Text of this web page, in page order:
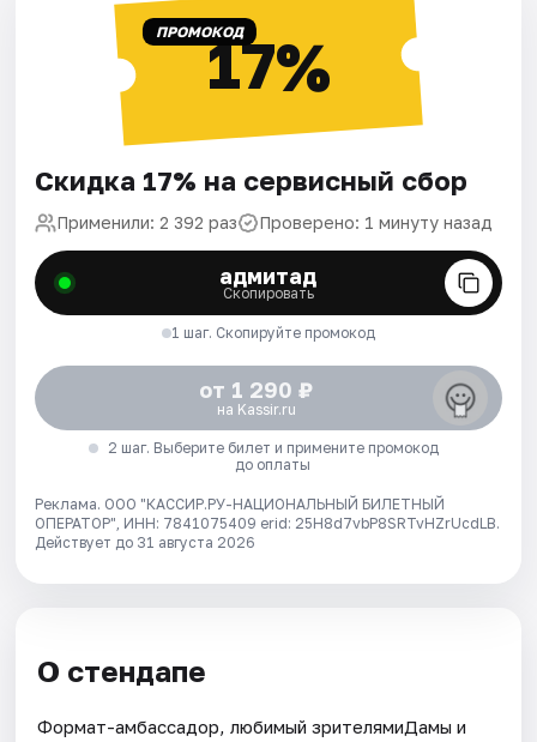
ПРОМОКОД17%
Скидка 17% на сервисный сбор
Применили: 2 392 раз Проверено: 1 минуту назад
адмитад
Скопировать
1 шаг. Скопируйте промокод
от 1 290 ₽
на Kassir.ru
2 шаг. Выберите билет и примените промокод
до оплаты
Реклама. ООО "КАССИР.РУ-НАЦИОНАЛЬНЫЙ БИЛЕТНЫЙ
ОПЕРАТОР", ИНН: 7841075409 erid: 25H8d7vbP8SRTvHZrUcdLB.
Действует до 31 августа 2026
О стендапе
Формат-амбассадор, любимый зрителямиДамы и